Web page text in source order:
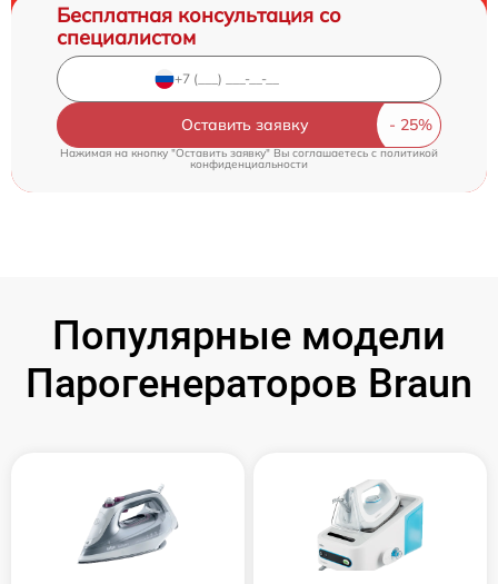
Бесплатная консультация со
специалистом
Оставить заявку
Нажимая на кнопку "Оставить заявку" Вы соглашаетесь cполитикой
конфиденциальности
Популярные модели
Парогенераторов Braun